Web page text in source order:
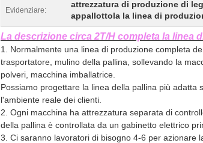
Evidenziare:
attrezzatura di produzione di
appallottola la linea di
La descrizione circa 2T/H completa la linea
1. Normalmente una linea di produzione completa
trasportatore, mulino della pallina, sollevando la
polveri, macchina imballatrice.
Possiamo progettare la linea della pallina più
l'ambiente reale dei clienti.
2. Ogni macchina ha attrezzatura separata di
della pallina è controllata da un gabinetto elettrico
3. Ci saranno lavoratori di bisogno 4-6 per azionare